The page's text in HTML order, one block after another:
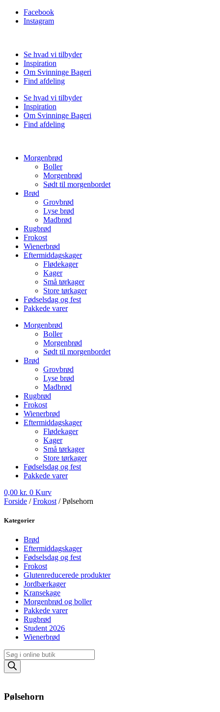
Facebook
Instagram
Se hvad vi tilbyder
Inspiration
Om Svinninge Bageri
Find afdeling
Se hvad vi tilbyder
Inspiration
Om Svinninge Bageri
Find afdeling
Morgenbrød
Boller
Morgenbrød
Sødt til morgenbordet
Brød
Grovbrød
Lyse brød
Madbrød
Rugbrød
Frokost
Wienerbrød
Eftermiddagskager
Flødekager
Kager
Små tørkager
Store tørkager
Fødselsdag og fest
Pakkede varer
Morgenbrød
Boller
Morgenbrød
Sødt til morgenbordet
Brød
Grovbrød
Lyse brød
Madbrød
Rugbrød
Frokost
Wienerbrød
Eftermiddagskager
Flødekager
Kager
Små tørkager
Store tørkager
Fødselsdag og fest
Pakkede varer
0,00 kr. 0 Kurv
Forside /Frokost / Pølsehorn
Kategorier
Brød
Eftermiddagskager
Fødselsdag og fest
Frokost
Glutenreducerede produkter
Jordbærkager
Kransekage
Morgenbrød og boller
Pakkede varer
Rugbrød
Student 2026
Wienerbrød
Products
search
Pølsehorn